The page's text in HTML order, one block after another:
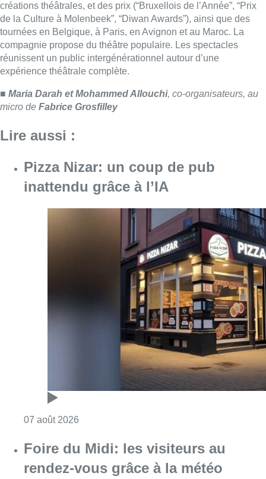
créations théâtrales, et des prix (“Bruxellois de l’Année”, “Prix
de la Culture à Molenbeek”, “Diwan Awards”), ainsi que des
tournées en Belgique, à Paris, en Avignon et au Maroc. La
compagnie propose du théâtre populaire. Les spectacles
réunissent un public intergénérationnel autour d’une
expérience théâtrale complète.
■ Maria Darah et Mohammed Allouchi, co-organisateurs, au
micro de Fabrice Grosfilley
Lire aussi :
Pizza Nizar: un coup de pub
inattendu grâce à l’IA
07 août 2026
Foire du Midi: les visiteurs au
rendez-vous grâce à la météo